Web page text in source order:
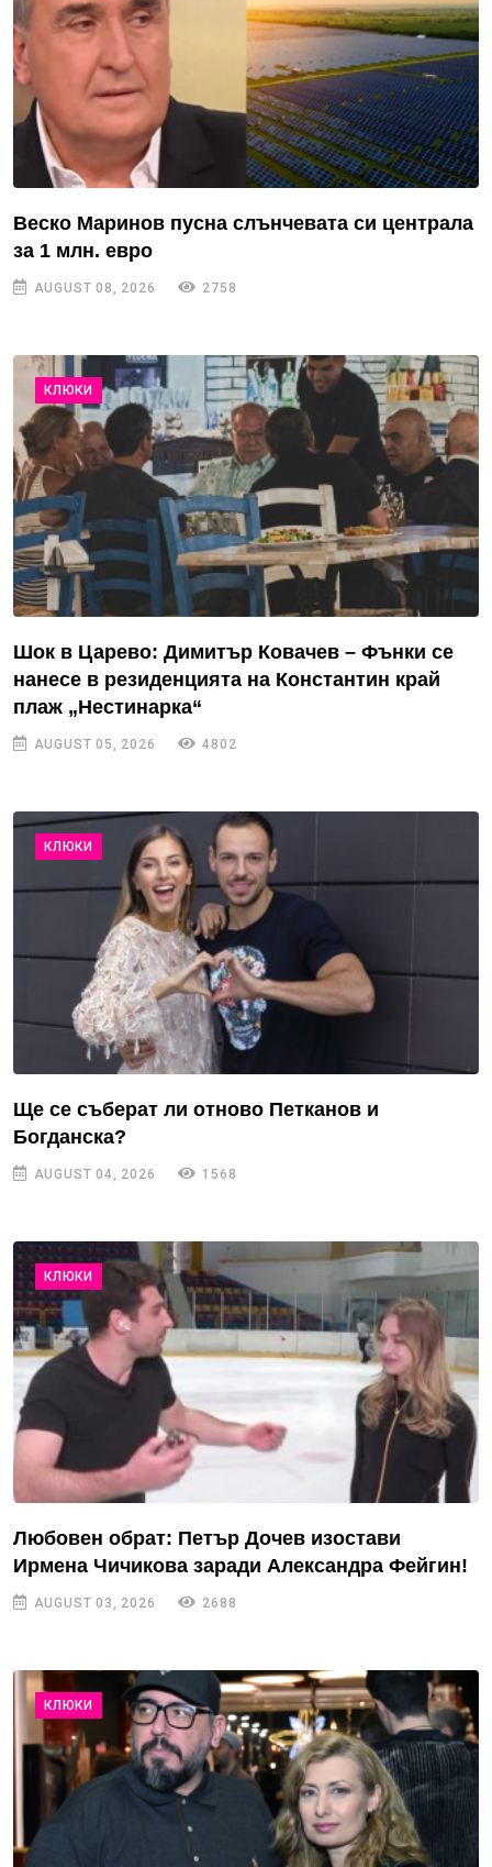
Веско Маринов пусна слънчевата си централа
за 1 млн. евро
AUGUST 08, 2026 2758
КЛЮКИ
Шок в Царево: Димитър Ковачев – Фънки се
нанесе в резиденцията на Константин край
плаж „Нестинарка“
AUGUST 05, 2026 4802
КЛЮКИ
Ще се съберат ли отново Петканов и
Богданска?
AUGUST 04, 2026 1568
КЛЮКИ
Любовен обрат: Петър Дочев изостави
Ирмена Чичикова заради Александра Фейгин!
AUGUST 03, 2026 2688
КЛЮКИ